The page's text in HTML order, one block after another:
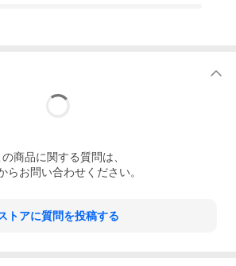
の商品に関する質問は、
らお問い合わせください。
トアに質問を投稿する